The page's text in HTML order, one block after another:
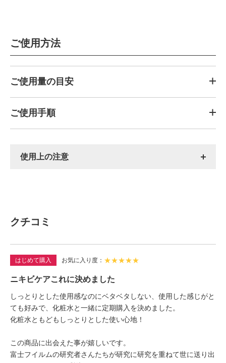
ご使用方法
ご使用量の目安
ご使用手順
使用上の注意
クチコミ
はじめて購入 お気に入り度 ★★★★★
ニキビケアこれに決めました
しっとりとした使用感なのにベタベタしない、使用した感じがと
ても好みで、化粧水と一緒に定期購入を決めました。
化粧水ともどもしっとりとした使い心地！
この商品に出会えた事が嬉しいです。
富士フイルムの研究者さんたちが研究に研究を重ねて世に送り出